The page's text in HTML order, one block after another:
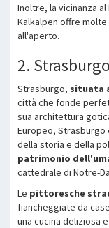
Inoltre, la vicinanza
Kalkalpen offre
all'aperto.
2.
Strasburgo, situata
città che fonde
sua architettura
Europeo, Strasburgo
della storia e della
patrimonio
cattedrale di Notre-
Le pittoresche
fiancheggiate da
una cucina deliziosa